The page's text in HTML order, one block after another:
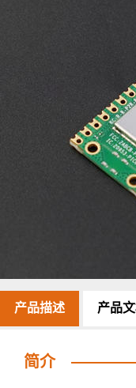
产品描述 产品
简介